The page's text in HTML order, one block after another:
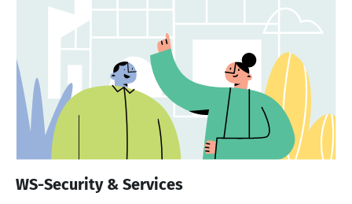
WS-Security & Services